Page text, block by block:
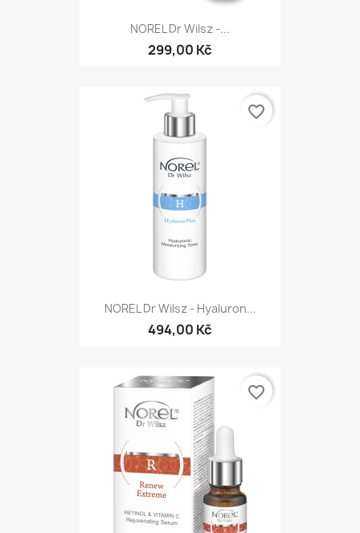
NOREL Dr Wilsz -...
299,00 Kč
NOREL Dr Wilsz - Hyaluron...
494,00 Kč
favorite_border
favorite_border